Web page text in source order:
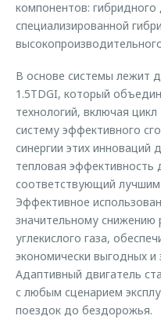
компонентов: гибридного
специализированной
В основе системы лежит
1.5TDGI, который
технологий, включая
систему эффективного
синергии этих инноваций
тепловая эффективность
соответствующий
Эффективное
значительному снижению
углекислого газа,
экономически выгодных
Адаптивный двигатель
с любым сценарием
поездок до бездорожья.